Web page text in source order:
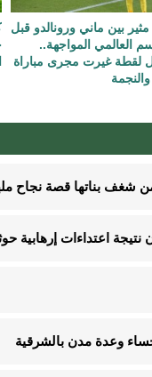
بين ماني ورونالدو قبل
العالمي المواجهة..
لقطة غيرت مجرى مباراة
شغف بناتها قصة نجاح